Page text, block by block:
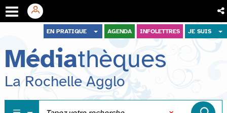
menu
contenu
recherche
EN PRATIQUE AGENDA INFOLETTRES JE SUIS
Médiathèques
La Rochelle Agglo